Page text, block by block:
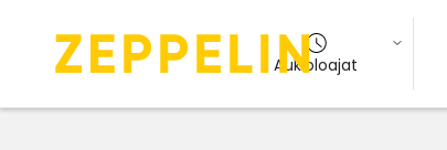
Aukioloajat